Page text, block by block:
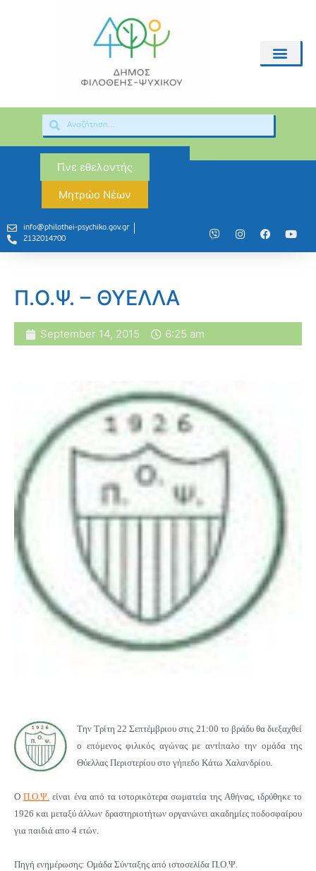
Γίνε εθελοντής
Μητρώο Νέων
info@philothei-psychiko.gov.gr
2132014700
Π.Ο.Ψ. – ΘΥΕΛΛΑ
September 14, 2015 6:25 am
Την Τρίτη 22 Σεπτέμβριου στις 21:00 το βράδυ θα διεξαχθεί
ο επόμενος φιλικός αγώνας με αντίπαλο την ομάδα της
Θύελλας Περιστερίου στο γήπεδο Κάτω Χαλανδρίου.
ΟΠ.Ο.Ψ. είναι ένα από τα ιστορικότερα σωματεία της Αθήνας, ιδρύθηκε το
1926 και μεταξύ άλλων δραστηριοτήτων οργανώνει ακαδημίες ποδοσφαίρου
για παιδιά απο 4 ετών.
Πηγή ενημέρωσης: Ομάδα Σύνταξης από ιστοσελίδα Π.Ο.Ψ.